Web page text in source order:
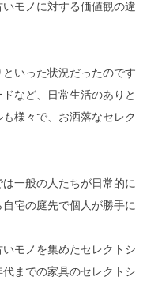
モノに対する価値観の違
いった状況だったのです
など、日常生活のありと
様々で、お洒落なセレク
一般の人たちが日常的に
宅の庭先で個人が勝手に
モノを集めたセレクトシ
までの家具のセレクトシ